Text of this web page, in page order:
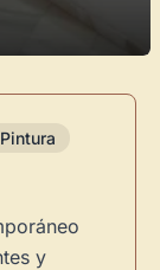
Pintura
y